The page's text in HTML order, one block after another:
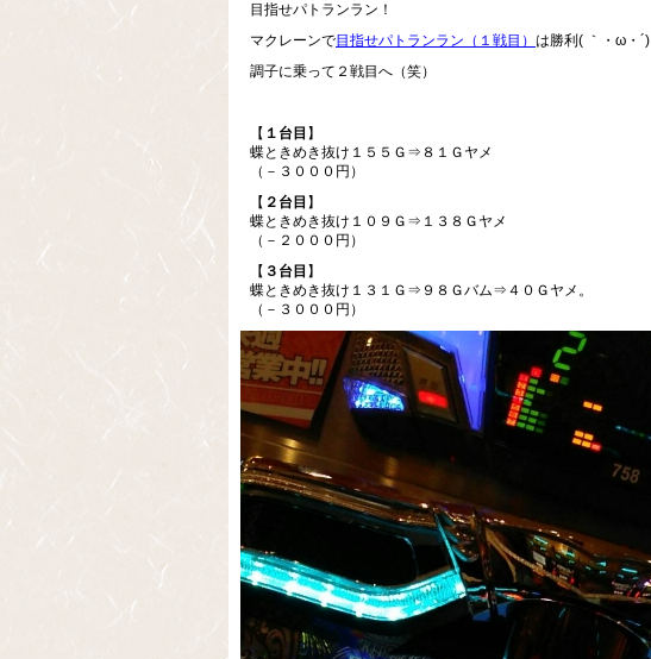
目指せパトランラン！
マクレーンで目指せパトランラン（１戦目） は勝利( ｀・ω・´)
調子に乗って２戦目へ（笑）
【 １台目 】
蝶ときめき抜け１５５Ｇ⇒８１Ｇヤメ
（－３０００円）
【 ２台目 】
蝶ときめき抜け１０９Ｇ⇒１３８Ｇヤメ
（－２０００円）
【 ３台目 】
蝶ときめき抜け１３１Ｇ⇒９８Ｇバム⇒４０Ｇヤメ。
（－３０００円）